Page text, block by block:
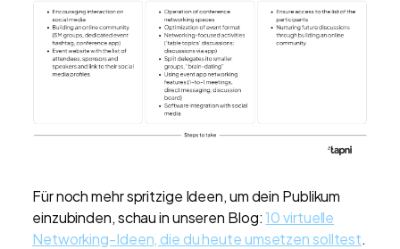
Für noch mehr spritzige Ideen, um dein Publikum
einzubinden, schau in unseren Blog:10 virtuelle
Networking-Ideen, die du heute umsetzen solltest.